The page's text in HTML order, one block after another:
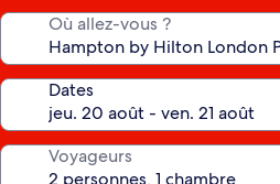
Où allez-vous ?
Dates
Voyageurs